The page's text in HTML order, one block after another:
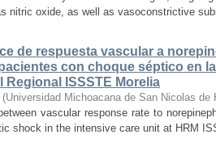
nitric oxide, as well as vasoconstrictive
de respuesta vascular a
con choque séptico en
ISSSTE Morelia
(Universidad Michoacana de San Nicolas de
vascular response rate to
shock in the intensive care unit at HRM